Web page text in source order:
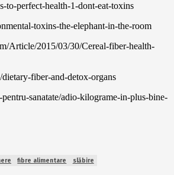
to-perfect-health-1-dont-eat-toxins
toxins-the-elephant-in-the-room
Article/2015/03/30/Cereal-fiber-health-
dietary-fiber-and-detox-organs
sanatate/adio-kilograme-in-plus-bine-
fibre alimentare slăbire